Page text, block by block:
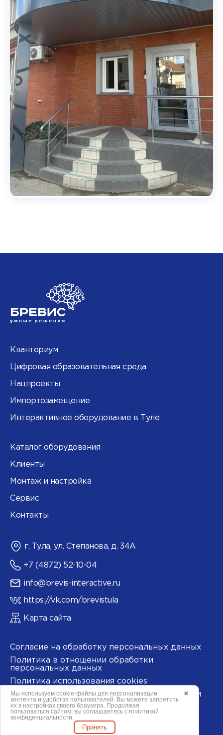
Кванториум
Цифровая образовательная среда
Нацпроекты
Импортозамещение
Интерактивное оборудование в Туле
Каталог оборудования
Клиенты
Монтаж и настройка
Сервис
Контакты
г. Тула, ул. Степанова, д. 34А
+7 (4872) 52-10-04
info@brevis-interactive.ru
https://vk.com/brevistula
Карта сайта
Согласие на обработку персональных данных
Политика в отношении обработки
персональных данных
Политика использования cookies
Согласие на обработку данных метрическими
программами
✖
Мы используем cookie-файлы для персонализации
контента и удобства пользователей. Вы можете запретить
их в настройках своего браузера. Продолжая
пользоваться сайтом, вы соглашаетесь с политикой
конфиденциальности.
Принять